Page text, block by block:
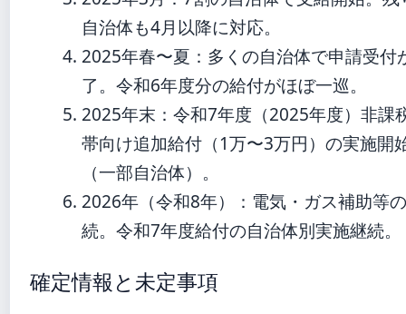
自治体も4月以降に対応。
2025年春〜夏 ：多くの自治体で申請受付
了。令和6年度分の給付がほぼ一巡。
2025年末 ：令和7年度（2025年度）非課
帯向け追加給付（1万〜3万円）の実施開
（一部自治体）。
2026年（令和8年）
：電気・ガス補助等
続。令和7年度給付の自治体別実施継続。
確定情報と未定事項